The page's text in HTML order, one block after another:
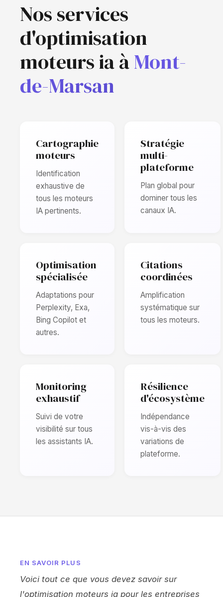
Nos services
d'optimisation
moteurs ia àMont-
de-Marsan
Cartographie
moteurs
Identification
exhaustive de
tous les moteurs
IA pertinents.
Stratégie
multi-
plateforme
Plan global pour
dominer tous les
canaux IA.
Optimisation
spécialisée
Adaptations pour
Perplexity, Exa,
Bing Copilot et
autres.
Citations
coordinées
Amplification
systématique sur
tous les moteurs.
Monitoring
exhaustif
Suivi de votre
visibilité sur tous
les assistants IA.
Résilience
d'écosystème
Indépendance
vis-à-vis des
variations de
plateforme.
EN SAVOIR PLUS
Voici tout ce que vous devez savoir sur
l'optimisation moteurs ia pour les entreprises